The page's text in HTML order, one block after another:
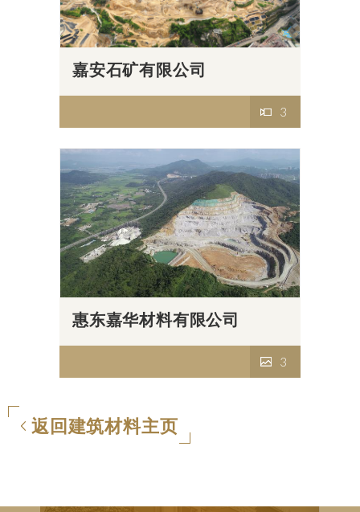
嘉安石矿有限公司
3
惠东嘉华材料有限公司
3
返回建筑材料主页